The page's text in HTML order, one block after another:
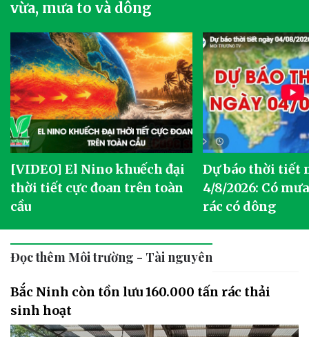
vừa, mưa to và dông
[VIDEO] El Nino khuếch đại
thời tiết cực đoan trên toàn
cầu
Dự báo thời tiết
4/8/2026: Có
rác có dông
Đọc thêm Môi trường - Tài nguyên
Bắc Ninh còn tồn lưu 160.000 tấn rác thải
sinh hoạt